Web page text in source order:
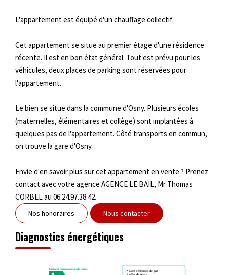
L'appartement est équipé d'un chauffage collectif.
Cet appartement se situe au premier étage d'une résidence
récente. Il est en bon état général. Tout est prévu pour les
véhicules, deux places de parking sont réservées pour
l'appartement.
Le bien se situe dans la commune d'Osny. Plusieurs écoles
(maternelles, élémentaires et collège) sont implantées à
quelques pas de l'appartement. Côté transports en commun,
on trouve la gare d'Osny.
Envie d'en savoir plus sur cet appartement en vente ? Prenez
contact avec votre agence AGENCE LE BAIL, Mr Thomas
CORBEL au 06.24.97.38.42.
Nos honoraires Nous contacter
Diagnostics énergétiques